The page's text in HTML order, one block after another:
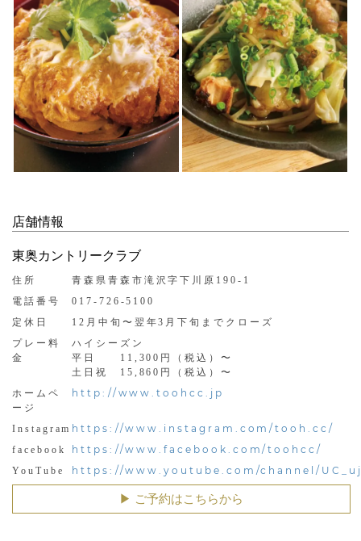
店舗情報
東奥カントリークラブ
住所
青森県青森市滝沢字下川原190-1
電話番号
017-726-5100
定休日
12月中旬〜翌年3月下旬までクローズ
プレー料
金
ハイシーズン
平日 11,300円（税込）〜
土日祝 15,860円（税込）〜
ホームペ
ージ
http://www.toohcc.jp
Instagram https://www.instagram.com/tooh.cc/
facebook https://www.facebook.com/toohcc/
YouTube https://www.youtube.com/channel/
▶︎ ご予約はこちらから